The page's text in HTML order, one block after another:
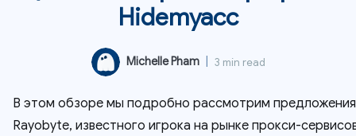
Hidemyacc
Michelle Pham 3 min read
В этом обзоре мы подробно рассмотрим предложения
Rayobyte, известного игрока на рынке прокси-